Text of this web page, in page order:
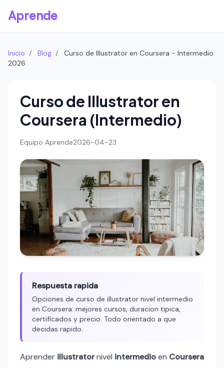
Aprende
Inicio / Blog /
Curso de Illustrator en Coursera - Intermedio
2026
Curso de Illustrator en
Coursera (Intermedio)
Equipo Aprende2026-04-23
Respuesta rapida
Opciones de curso de illustrator nivel intermedio
en Coursera: mejores cursos, duracion tipica,
certificados y precio. Todo orientado a que
decidas rapido.
Aprender illustratornivel intermedioen Coursera